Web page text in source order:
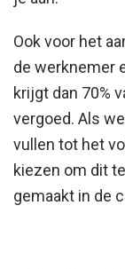
Ook voor het
de werknemer
krijgt dan 70%
vergoed. Als
vullen tot het
kiezen om dit
gemaakt in de